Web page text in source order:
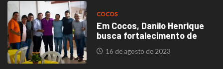
COCOS
Em Cocos, Danilo Henrique
busca fortalecimento de
16 de agosto de 2023